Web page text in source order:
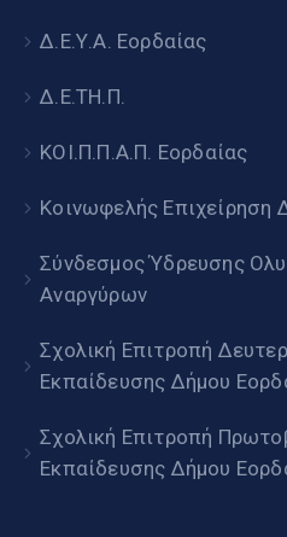
Δ.Ε.Υ.Α. Εορδαίας
Δ.Ε.ΤΗ.Π.
ΚΟΙ.Π.Π.Α.Π. Εορδαίας
Κοινωφελής Επιχείρηση
Σύνδεσμος Ύδρευσης
Αναργύρων
Σχολική Επιτροπή
Εκπαίδευσης Δήμου
Σχολική Επιτροπή
Εκπαίδευσης Δήμου